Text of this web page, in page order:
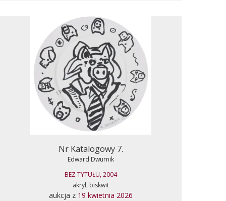
Nr Katalogowy 7.
Edward Dwurnik
BEZ TYTUŁU, 2004
akryl, biskwit
aukcja z 19 kwietnia 2026